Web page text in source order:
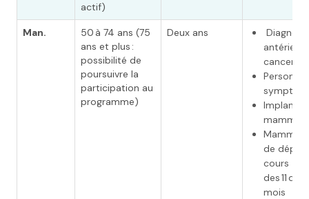
actif)
Man.
50 à 74 ans (75
ans et plus :
possibilité de
poursuivre la
participation au
programme)
Deux ans
antérieur
cancer
Personne
Implants
de
cours
des 11
mois